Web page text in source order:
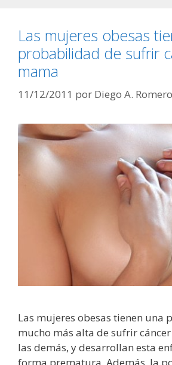
Las mujeres obesas
probabilidad de sufrir
mama
11/12/2011 por Diego A. Romero
Las mujeres obesas tienen una
mucho más alta de sufrir
las demás, y desarrollan esta